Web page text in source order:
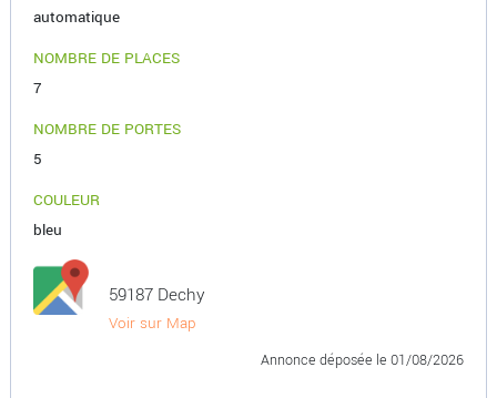
automatique
NOMBRE DE PLACES
7
NOMBRE DE PORTES
5
COULEUR
bleu
59187 Dechy
Voir sur Map
Annonce déposée le 01/08/2026